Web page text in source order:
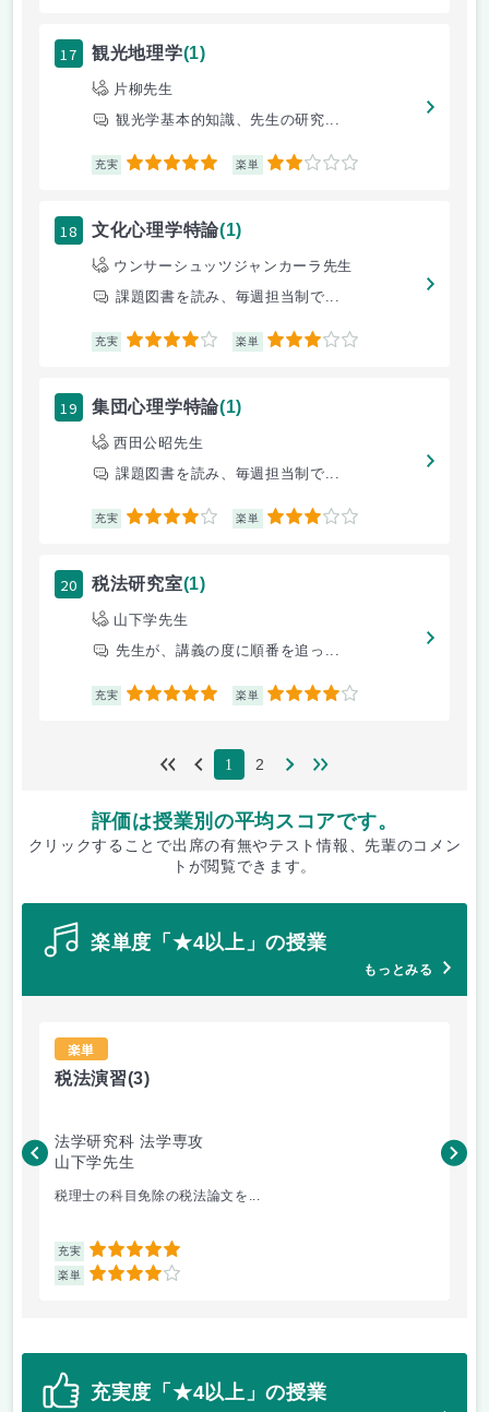
17 観光地理学(1)
片柳先生
観光学基本的知識、先生の研究...
充実 5 楽単 2
18 文化心理学特論(1)
ウンサーシュッツジャンカーラ先生
課題図書を読み、毎週担当制で...
充実 4 楽単 3
19 集団心理学特論(1)
西田公昭先生
課題図書を読み、毎週担当制で...
充実 4 楽単 3
20 税法研究室(1)
山下学先生
先生が、講義の度に順番を追っ...
充実 5 楽単 4
1 2
評価は授業別の平均スコアです。
クリックすることで出席の有無やテスト情報、先輩のコメン
トが閲覧できます。
楽単度「★4以上」の授業
もっとみる
楽単
税法演習(3)
法学研究科 法学専攻
山下学先生
税理士の科目免除の税法論文を...
充実 5
楽単 4
戎
充実度「★4以上」の授業